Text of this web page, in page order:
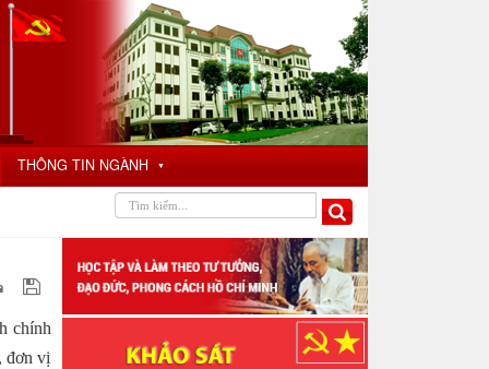
THÔNG TIN NGÀNH ▼
chính
đơn vị